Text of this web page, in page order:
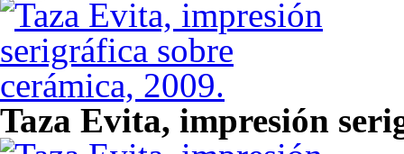
Taza Evita, impresión